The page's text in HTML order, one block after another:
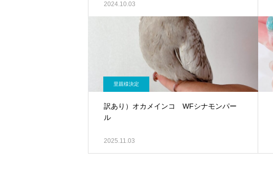
2024.10.03
里親様決定
訳あり）オカメインコ WFシナモンパー
ル
2025.11.03